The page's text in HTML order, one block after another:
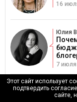
16
Юлия
7
Дарья
Этот сайт использует
подтвердить
сайте,